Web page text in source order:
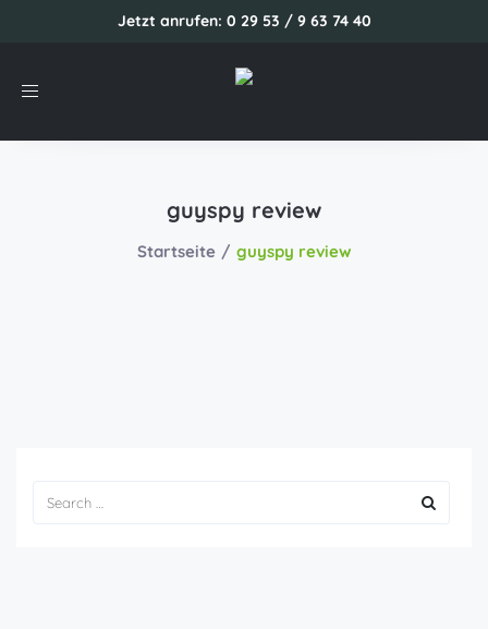
Jetzt anrufen: 0 29 53 / 9 63 74 40
Toggle
guyspy review
Startseite guyspy review